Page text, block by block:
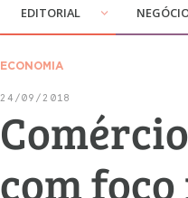
EDITORIAL
ECONOMIA
24/09/2018
com